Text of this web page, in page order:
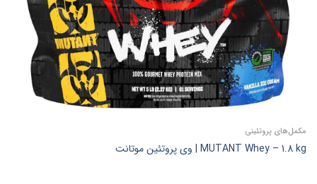
مکمل‌های پروتئینی
MUTANT Whey – 1.8 kg | وی پروتئین موتانت